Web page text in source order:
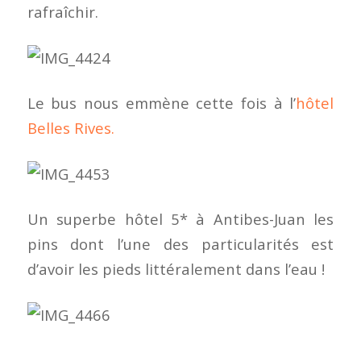
rafraîchir.
Le bus nous emmène cette fois à l’hôtel
Belles Rives.
Un superbe hôtel 5* à Antibes-Juan les
pins dont l’une des particularités est
d’avoir les pieds littéralement dans l’eau !